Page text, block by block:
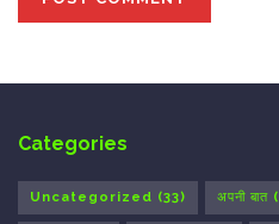
Categories
Uncategorized (33) अपनी बात